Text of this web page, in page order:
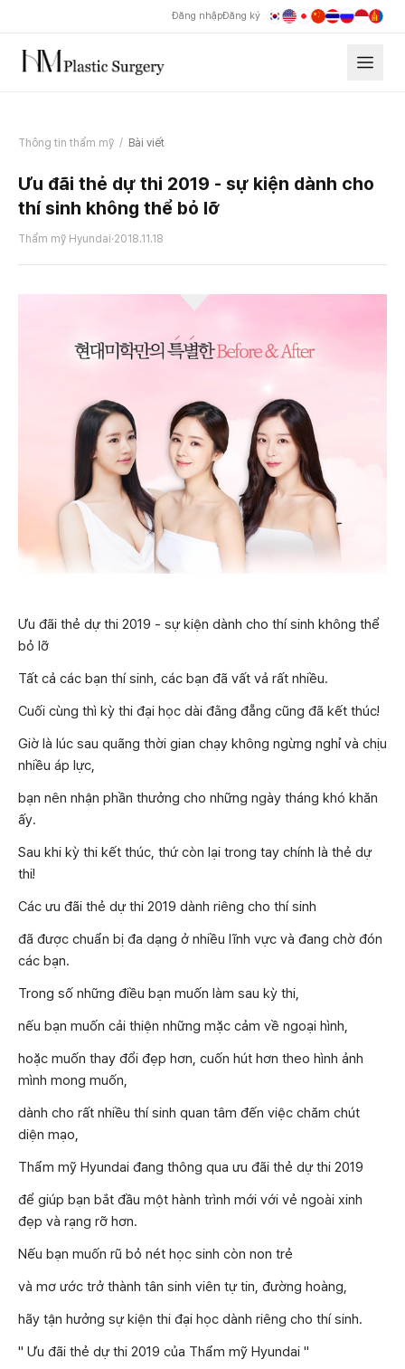
Đăng nhậpĐăng ký
Thông tin thẩm mỹ / Bài viết
Ưu đãi thẻ dự thi 2019 - sự kiện dành cho
thí sinh không thể bỏ lỡ
Thẩm mỹ Hyundai·2018.11.18
Ưu đãi thẻ dự thi 2019 - sự kiện dành cho thí sinh không thể
bỏ lỡ
Tất cả các bạn thí sinh, các bạn đã vất vả rất nhiều.
Cuối cùng thì kỳ thi đại học dài đằng đẵng cũng đã kết thúc!
Giờ là lúc sau quãng thời gian chạy không ngừng nghỉ và chịu
nhiều áp lực,
bạn nên nhận phần thưởng cho những ngày tháng khó khăn
ấy.
Sau khi kỳ thi kết thúc, thứ còn lại trong tay chính là thẻ dự
thi!
Các ưu đãi thẻ dự thi 2019 dành riêng cho thí sinh
đã được chuẩn bị đa dạng ở nhiều lĩnh vực và đang chờ đón
các bạn.
Trong số những điều bạn muốn làm sau kỳ thi,
nếu bạn muốn cải thiện những mặc cảm về ngoại hình,
hoặc muốn thay đổi đẹp hơn, cuốn hút hơn theo hình ảnh
mình mong muốn,
dành cho rất nhiều thí sinh quan tâm đến việc chăm chút
diện mạo,
Thẩm mỹ Hyundai đang thông qua ưu đãi thẻ dự thi 2019
để giúp bạn bắt đầu một hành trình mới với vẻ ngoài xinh
đẹp và rạng rỡ hơn.
Nếu bạn muốn rũ bỏ nét học sinh còn non trẻ
và mơ ước trở thành tân sinh viên tự tin, đường hoàng,
hãy tận hưởng sự kiện thi đại học dành riêng cho thí sinh.
" Ưu đãi thẻ dự thi 2019 của Thẩm mỹ Hyundai "